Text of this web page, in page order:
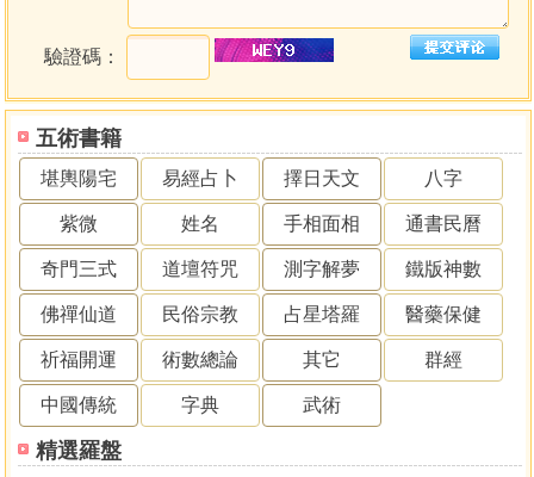
五術書籍
堪輿陽宅 易經占卜 擇日天文 八字
紫微 姓名 手相面相 通書民曆
奇門三式 道壇符咒 測字解夢 鐵版神數
佛禪仙道 民俗宗教 占星塔羅 醫藥保健
祈福開運 術數總論 其它 群經
中國傳統 字典 武術
精選羅盤
驗證碼：